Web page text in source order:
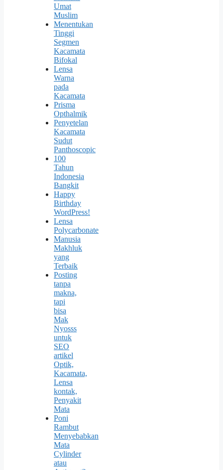
Umat
Muslim
Menentukan
Tinggi
Segmen
Kacamata
Bifokal
Lensa
Warna
pada
Kacamata
Prisma
Opthalmik
Penyetelan
Kacamata
Sudut
Panthoscopic
100
Tahun
Indonesia
Bangkit
Happy
Birthday
WordPress!
Lensa
Polycarbonate
Manusia
Makhluk
yang
Terbaik
Posting
tanpa
makna,
tapi
bisa
Mak
Nyosss
untuk
SEO
artikel
Optik,
Kacamata,
Lensa
kontak,
Penyakit
Mata
Poni
Rambut
Menyebabkan
Mata
Cylinder
atau